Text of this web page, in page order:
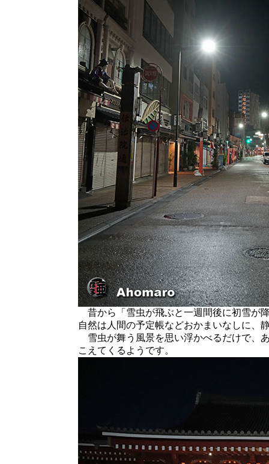
昔から「雪虫が飛ぶと一週間後に初雪が
自然は人間の予定帳などおかまいなしに、
雪虫が舞う風景を思い浮かべるだけで、
こえてくるようです。